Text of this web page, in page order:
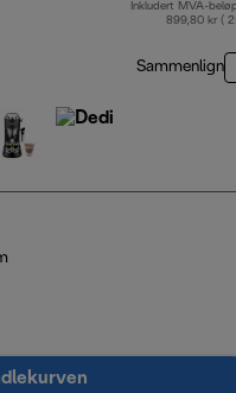
Inkludert MVA-
899,80 kr (
Sammenlign